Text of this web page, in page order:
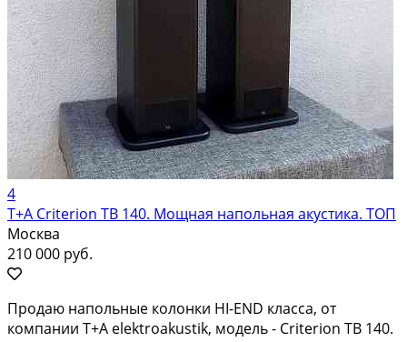
4
T+A Criterion TB 140. Мощная напольная акустика. ТОП
Москва
210 000 руб.
Продаю напольные колонки HI-END класса, от
компании T+A elektroakustik, модель - Criterion TB 140.